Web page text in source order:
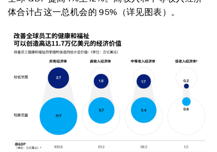
体合计占这一总机会的 95%（详见图表）。